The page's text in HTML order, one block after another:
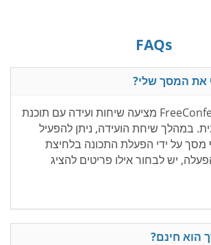
FAQs
את המסך שלי?
FreeConferenceCall.com מציעה שיחות ועידה עם תוכנת
במהלך שיחת הועידה, ניתן להפעיל
מסך על ידי הפעלת התכונה בלחיצת
יש לבחור אילו פריטים להציג
הוא חינם?